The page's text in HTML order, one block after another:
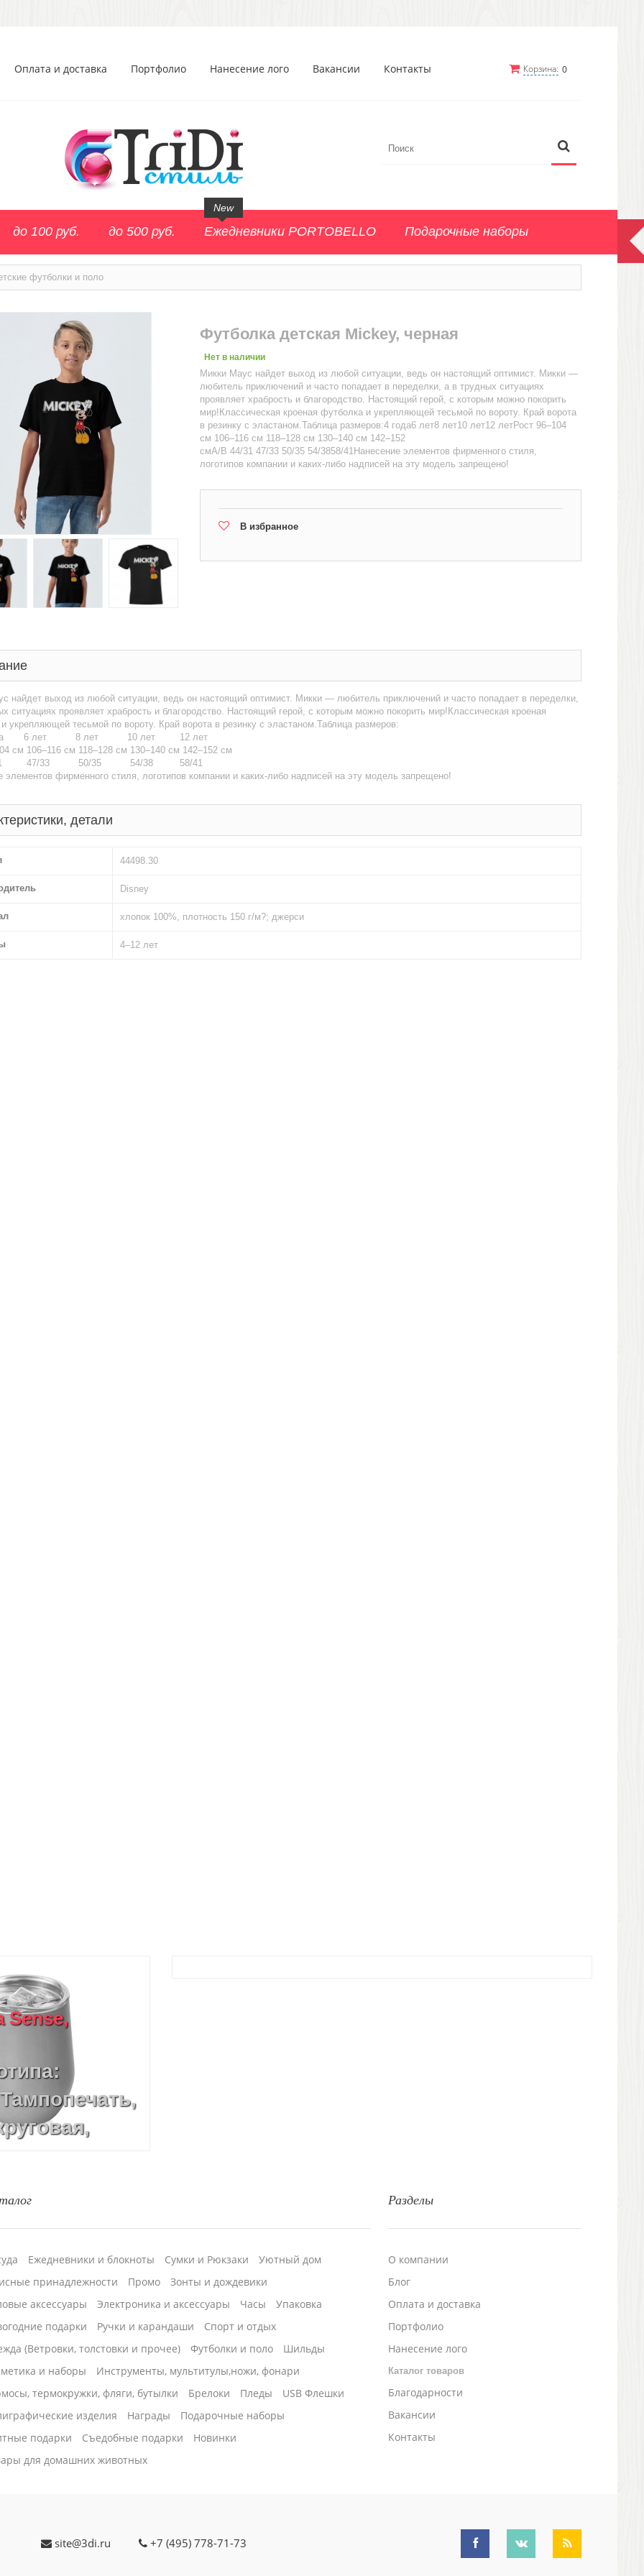
Корзина: 0
Оплата и доставка Портфолио Нанесение лого Вакансии Контакты
до 100 руб. до 500 руб. Ежедневники PORTOBELLO
New
Подарочные наборы
футболки и поло
Футболка детская Mickey, черная
Нет в наличии
Микки Маус найдет выход из любой ситуации, ведь он настоящий оптимист. Микки —
любитель приключений и часто попадает в переделки, а в трудных ситуациях
проявляет храбрость и благородство. Настоящий герой, с которым можно покорить
мир!Классическая кроеная футболка и укрепляющей тесьмой по вороту. Край ворота
в резинку с эластаном.Таблица размеров:4 года6 лет8 лет10 лет12 летРост 96–104
см 106–116 см 118–128 см 130–140 см 142–152
смA/B 44/31 47/33 50/35 54/3858/41Нанесение элементов фирменного стиля,
логотипов компании и каких-либо надписей на эту модель запрещено!
В избранное
найдет выход из любой ситуации, ведь он настоящий оптимист. Микки — любитель приключений и часто попадает в переделки,
ситуациях проявляет храбрость и благородство. Настоящий герой, с которым можно покорить мир!Классическая кроеная
укрепляющей тесьмой по вороту. Край ворота в резинку с эластаном.Таблица размеров:
6 лет 8 лет 10 лет
12 лет
см 106–116 см 118–128 см 130–140 см 142–152 см
47/33 50/35 54/38
58/41
элементов фирменного стиля, логотипов компании и каких-либо надписей на эту модель запрещено!
детали
44498.30
Disney
хлопок 100%, плотность 150 г/м?; джерси
4–12 лет
Sense,
Разделы
О компании
Блог
Оплата и доставка
Портфолио
Нанесение лого
Каталог товаров
Благодарности
Вакансии
Контакты
Ежедневники и блокноты Сумки и Рюкзаки
Уютный дом
принадлежности
Промо
Зонты и дождевики
аксессуары
Электроника и аксессуары Часы
Упаковка
подарки
Ручки и карандаши
Спорт и отдых
(Ветровки, толстовки и прочее)
Футболки и поло
Шильды
и наборы
Инструменты, мультитулы,ножи, фонари
термокружки, фляги, бутылки
Брелоки Пледы
USB Флешки
изделия
Награды
Подарочные наборы
подарки
Cъедобные подарки
Новинки
для домашних животных
site@3di.ru +7 (495) 778-71-73